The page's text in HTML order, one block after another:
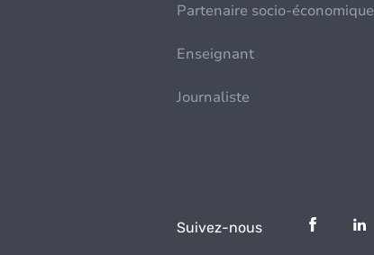
Partenaire socio-économique
Enseignant
Journaliste
Suivez-nous